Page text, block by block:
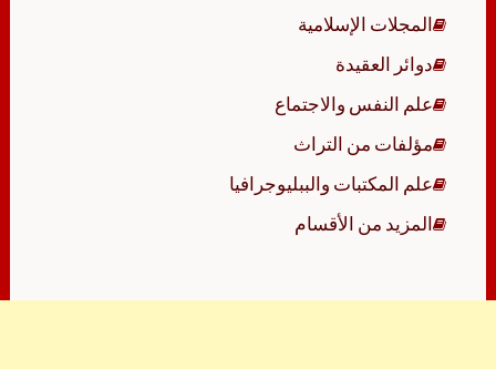
المجلات الإسلامية
دوائر العقيدة
علم النفس والاجتماع
مؤلفات من التراث
علم المكتبات والببليوجرافيا
المزيد من الأقسام